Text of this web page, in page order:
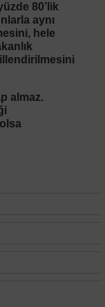
80’lik
aynı
hele
almaz.